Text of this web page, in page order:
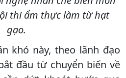
thi ẩm thực làm từ hạt
gạo.
khó này, theo lãnh đạo
đầu từ chuyển biến về